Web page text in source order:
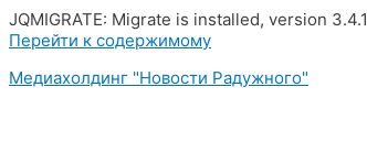
JQMIGRATE: Migrate is installed, version
Перейти к содержимому
Медиахолдинг "Новости Радужного"